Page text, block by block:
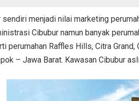
sendiri menjadi nilai marketing
Cibubur namun banyak
perumahan Raffles Hills, Citra
– Jawa Barat. Kawasan Cibubur